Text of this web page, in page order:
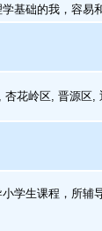
基础的我，容易
花岭区, 晋源区,
学生课程，所辅